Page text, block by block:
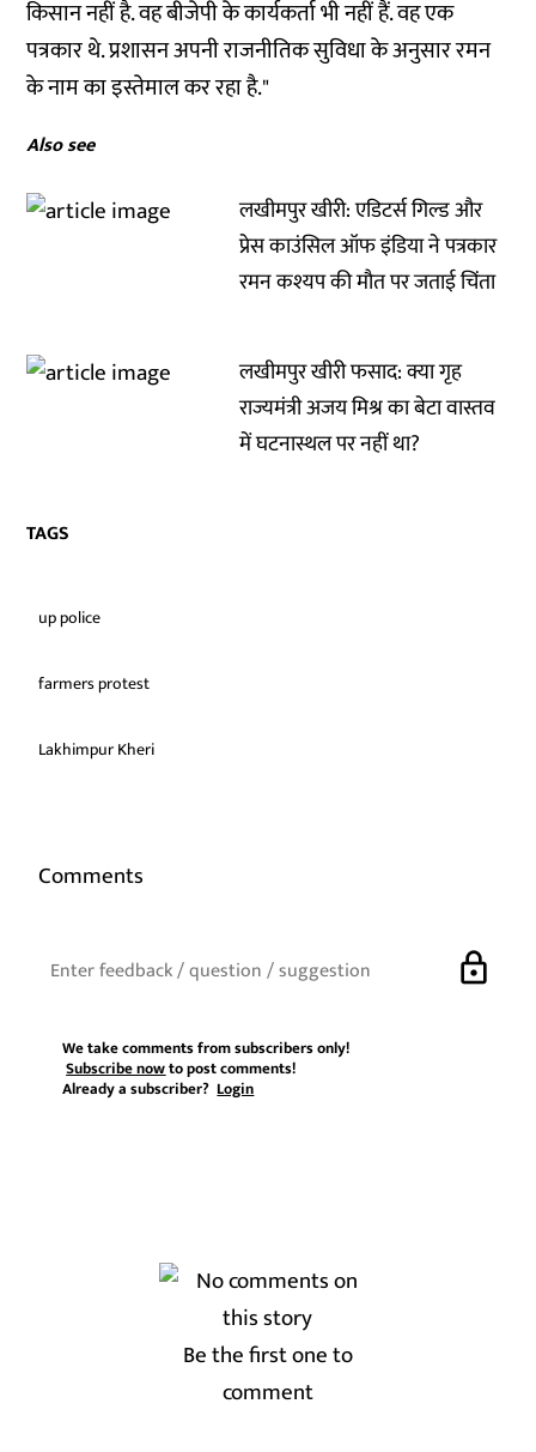
किसान नहीं है. वह बीजेपी के कार्यकर्ता भी नहीं हैं. वह एक
पत्रकार थे. प्रशासन अपनी राजनीतिक सुविधा के अनुसार रमन
के नाम का इस्तेमाल कर रहा है."
Also see
लखीमपुर खीरी: एडिटर्स गिल्ड और
प्रेस काउंसिल ऑफ इंडिया ने पत्रकार
रमन कश्यप की मौत पर जताई चिंता
लखीमपुर खीरी फसाद: क्या गृह
राज्यमंत्री अजय मिश्र का बेटा वास्तव
में घटनास्थल पर नहीं था?
TAGS
up police
farmers protest
Lakhimpur Kheri
Comments
lock
We take comments from subscribers only!
Subscribe nowto post comments!
Already a subscriber?Login
Be the first one to
comment